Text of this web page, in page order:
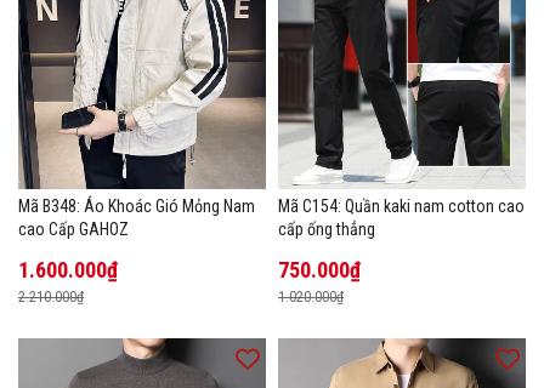
Mã B348: Áo Khoác Gió Mỏng Nam
cao Cấp GAHOZ
1.600.000₫
2.210.000₫
Mã C154: Quần kaki nam cotton cao
cấp ống thẳng
750.000₫
1.020.000₫